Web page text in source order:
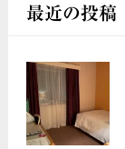
最近の投稿